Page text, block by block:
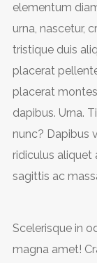
elementum
urna, nascetur,
tristique duis
placerat
placerat
dapibus. Urna.
nunc? Dapibus
ridiculus aliquet
sagittis ac
Scelerisque in
magna amet!